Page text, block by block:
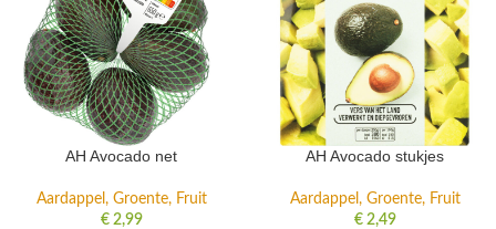
AH Avocado net
Aardappel, Groente, Fruit
€2,99
AH Avocado stukjes
Aardappel, Groente, Fruit
€2,49